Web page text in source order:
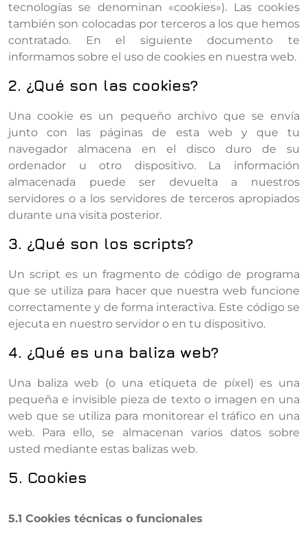
tecnologías se denominan «cookies»). Las cookies
también son colocadas por terceros a los que hemos
contratado. En el siguiente documento te
informamos sobre el uso de cookies en nuestra web.
2. ¿Qué son las cookies?
Una cookie es un pequeño archivo que se envía
junto con las páginas de esta web y que tu
navegador almacena en el disco duro de su
ordenador u otro dispositivo. La información
almacenada puede ser devuelta a nuestros
servidores o a los servidores de terceros apropiados
durante una visita posterior.
3. ¿Qué son los scripts?
Un script es un fragmento de código de programa
que se utiliza para hacer que nuestra web funcione
correctamente y de forma interactiva. Este código se
ejecuta en nuestro servidor o en tu dispositivo.
4. ¿Qué es una baliza web?
Una baliza web (o una etiqueta de píxel) es una
pequeña e invisible pieza de texto o imagen en una
web que se utiliza para monitorear el tráfico en una
web. Para ello, se almacenan varios datos sobre
usted mediante estas balizas web.
5. Cookies
5.1 Cookies técnicas o funcionales